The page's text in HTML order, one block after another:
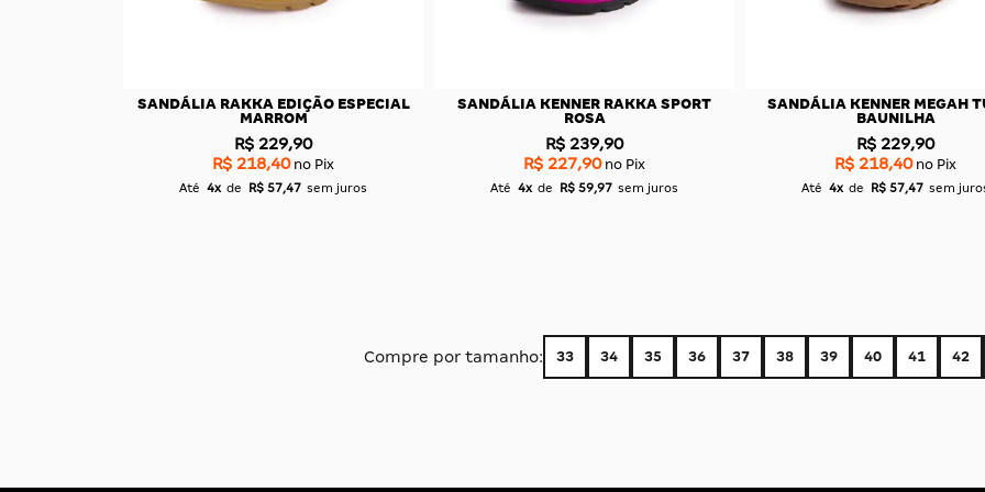
SANDÁLIA KENNER RAKKA SPORT
LARANJA
R$ 239,90
R$ 227,90no Pix
Até 4x de R$ 59,97 sem juros
SANDÁLIA KENNER MEGAH AZUL
R$ 219,90
R$ 208,90no Pix
Até 4x de R$ 54,97 sem juros
SANDÁLIA RAKKA EDIÇÃO
VERDE
R$ 229,90
R$ 218,40no Pix
Até 4x de R$ 57,47 sem
Compre por tamanho: 33 34 35 36 37 38 39 40 41 42